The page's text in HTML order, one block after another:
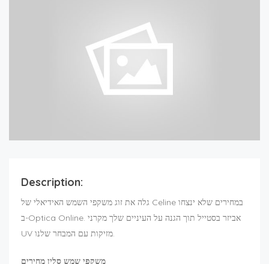
Description:
גלה את זוג משקפי השמש האידיאלי של Celine במחירים שלא ינצחו
ב-Optica Online. אביזר בסטייל תוך הגנה על העיניים שלך מקרני
UV מזיקות עם המבחר שלנו.
משקפי שמש סלין מחירים